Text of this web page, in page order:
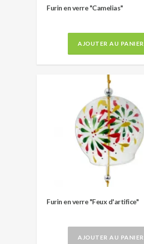
Furin en verre "Camelias"
AJOUTER AU PANIER
Furin en verre "Feux d'artifice"
AJOUTER AU PANIER